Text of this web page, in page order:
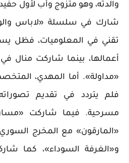
والدته، وهو متزوج وأب لأول
شارك في سلسلة «لاباس
تقني في المعلوميات، فظل
أعمالها، بينما شاركت منال
«مداولة». أما المهدي،
فلم يتردد في تقديم
مسرحية. فيما شاركت
«المارقون» مع المخرج
و«الغرفة السوداء»، كما